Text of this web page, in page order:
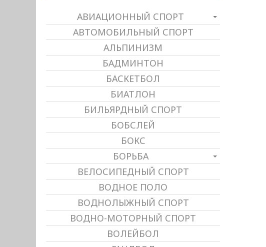
АВИАЦИОННЫЙ СПОРТ
АВТОМОБИЛЬНЫЙ СПОРТ
АЛЬПИНИЗМ
БАДМИНТОН
БАСКЕТБОЛ
БИАТЛОН
БИЛЬЯРДНЫЙ СПОРТ
БОБСЛЕЙ
БОКС
БОРЬБА
ВЕЛОСИПЕДНЫЙ СПОРТ
ВОДНОЕ ПОЛО
ВОДНОЛЫЖНЫЙ СПОРТ
ВОДНО-МОТОРНЫЙ СПОРТ
ВОЛЕЙБОЛ